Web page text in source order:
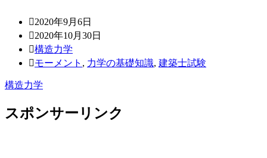
2020年9月6日
2020年10月30日
構造力学
モーメント , 力学の基礎知識, 建築士試験
構造力学
スポンサーリンク